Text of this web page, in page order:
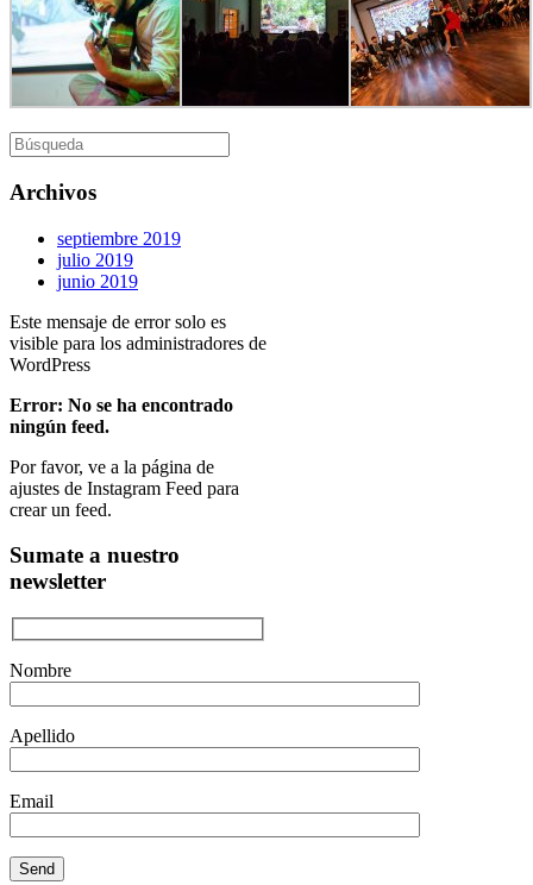
Buscar:
Archivos
septiembre 2019
julio 2019
junio 2019
Este mensaje de error solo es
visible para los administradores de
WordPress
Error: No se ha encontrado
ningún feed.
Por favor, ve a la página de
ajustes de Instagram Feed para
crear un feed.
Sumate a nuestro
newsletter
Nombre
Apellido
Email